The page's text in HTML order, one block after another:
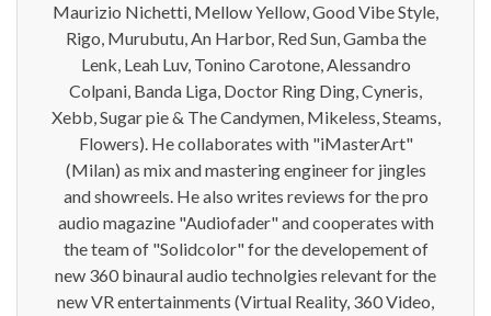
Maurizio Nichetti, Mellow Yellow, Good Vibe Style,
Rigo, Murubutu, An Harbor, Red Sun, Gamba the
Lenk, Leah Luv, Tonino Carotone, Alessandro
Colpani, Banda Liga, Doctor Ring Ding, Cyneris,
Xebb, Sugar pie & The Candymen, Mikeless, Steams,
Flowers). He collaborates with "iMasterArt"
(Milan) as mix and mastering engineer for jingles
and showreels. He also writes reviews for the pro
audio magazine "Audiofader" and cooperates with
the team of "Solidcolor" for the developement of
new 360 binaural audio technolgies relevant for the
new VR entertainments (Virtual Reality, 360 Video,